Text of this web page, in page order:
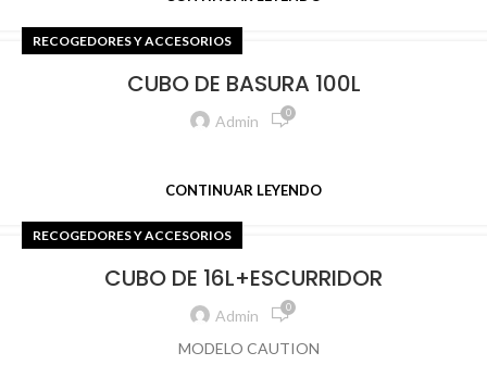
RECOGEDORES Y ACCESORIOS
CUBO DE BASURA 100L
Admin 0
CONTINUAR LEYENDO
RECOGEDORES Y ACCESORIOS
CUBO DE 16L+ESCURRIDOR
Admin 0
MODELO CAUTION